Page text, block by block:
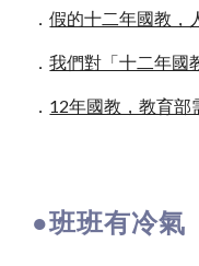
．假的十二年國教，
．我們對「十二年國
． 12年國教，教育部
●班班有冷氣